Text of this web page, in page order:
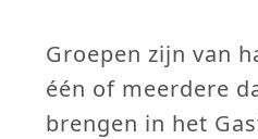
Groepen zijn van
één of meerdere
brengen in het